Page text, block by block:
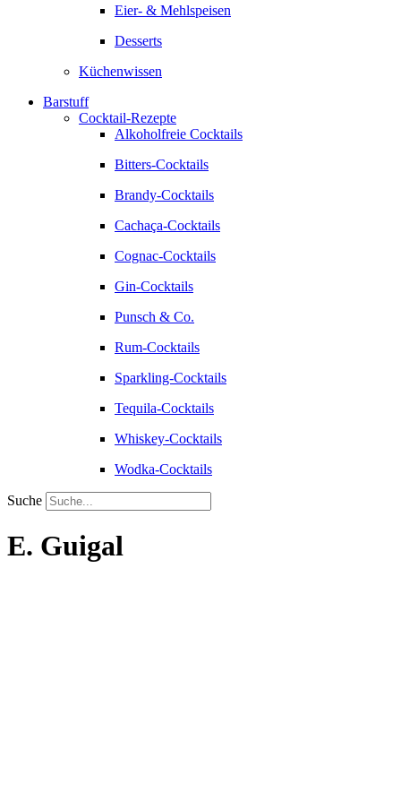
Eier- & Mehlspeisen
Desserts
Küchenwissen
Barstuff
Cocktail-Rezepte
Alkoholfreie Cocktails
Bitters-Cocktails
Brandy-Cocktails
Cachaça-Cocktails
Cognac-Cocktails
Gin-Cocktails
Punsch & Co.
Rum-Cocktails
Sparkling-Cocktails
Tequila-Cocktails
Whiskey-Cocktails
Wodka-Cocktails
Suche
E. Guigal